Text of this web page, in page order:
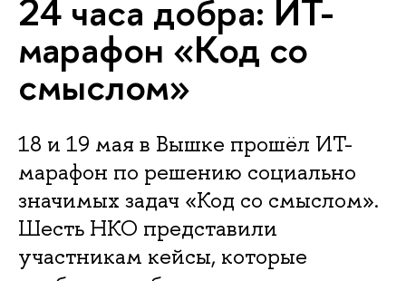
24 часа добра: ИТ-
марафон «Код со
смыслом»
18 и 19 мая в Вышке прошёл ИТ-
марафон по решению социально
значимых задач «Код со смыслом».
Шесть НКО представили
участникам кейсы, которые